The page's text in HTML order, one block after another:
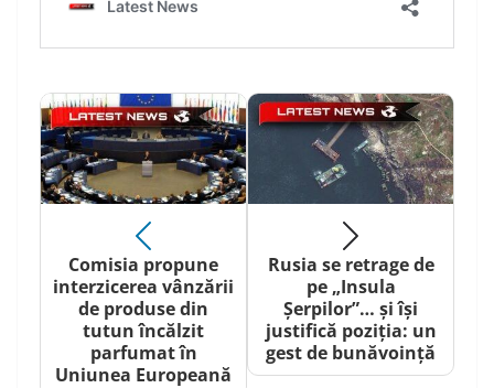
Comisia propune
interzicerea vânzării
de produse din
tutun încălzit
parfumat în
Uniunea Europeană
Rusia se retrage de
pe „Insula
Șerpilor”… și își
justifică poziția: un
gest de bunăvoință